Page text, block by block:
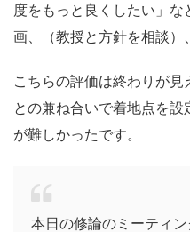
度をもっと良くしたい」
画、（教授と方針を相談）
こちらの評価は終わりが見
との兼ね合いで着地点を
が難しかったです。
本日の修論のミーティ